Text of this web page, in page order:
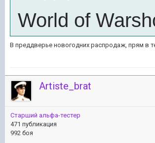
World of
В преддверье новогодних распродаж, прям в
Artiste_brat
Старший альфа-тестер
471 публикация
992 боя